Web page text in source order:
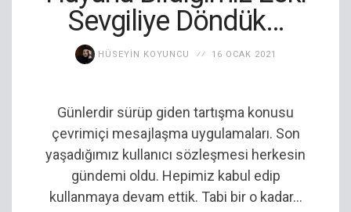
Sevgiliye Döndük…
HÜSEYIN KOYUNCU 16 OCAK 2021
Günlerdir sürüp giden tartışma konusu
çevrimiçi mesajlaşma uygulamaları. Son
yaşadığımız kullanıcı sözleşmesi herkesin
gündemi oldu. Hepimiz kabul edip
kullanmaya devam ettik. Tabi bir o kadar...